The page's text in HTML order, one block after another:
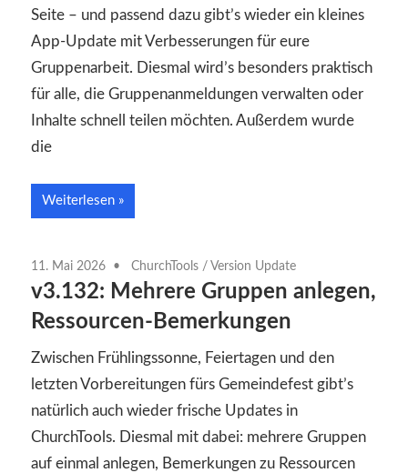
Seite – und passend dazu gibt’s wieder ein kleines
App-Update mit Verbesserungen für eure
Gruppenarbeit. Diesmal wird’s besonders praktisch
für alle, die Gruppenanmeldungen verwalten oder
Inhalte schnell teilen möchten. Außerdem wurde
die
Weiterlesen
11. Mai 2026 ChurchTools / Version Update
v3.132: Mehrere Gruppen anlegen,
Ressourcen-Bemerkungen
Zwischen Frühlingssonne, Feiertagen und den
letzten Vorbereitungen fürs Gemeindefest gibt’s
natürlich auch wieder frische Updates in
ChurchTools. Diesmal mit dabei: mehrere Gruppen
auf einmal anlegen, Bemerkungen zu Ressourcen